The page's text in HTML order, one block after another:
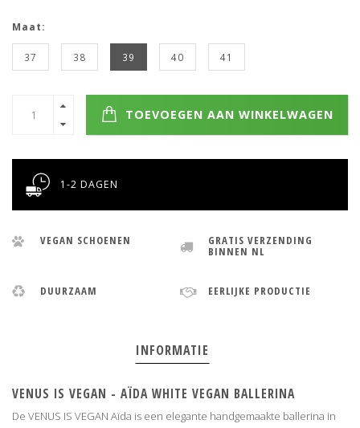
Maat:
37 38 39 40 41
TOEVOEGEN AAN WINKELWAGEN
1-2 DAGEN
VEGAN SCHOENEN GRATIS VERZENDING
BINNEN NL
DUURZAAM EERLIJKE PRODUCTIE
INFORMATIE
VENUS IS VEGAN - AÏDA WHITE VEGAN BALLERINA
De VENUS IS VEGAN Aïda is een elegante handgemaakte ballerina in